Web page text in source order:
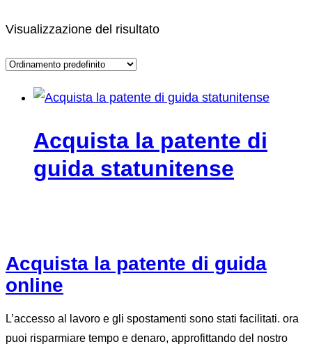
Visualizzazione del risultato
Acquista la patente di
guida statunitense
Acquista la patente di guida
online
L’accesso al lavoro e gli spostamenti sono stati facilitati. ora
puoi risparmiare tempo e denaro, approfittando del nostro